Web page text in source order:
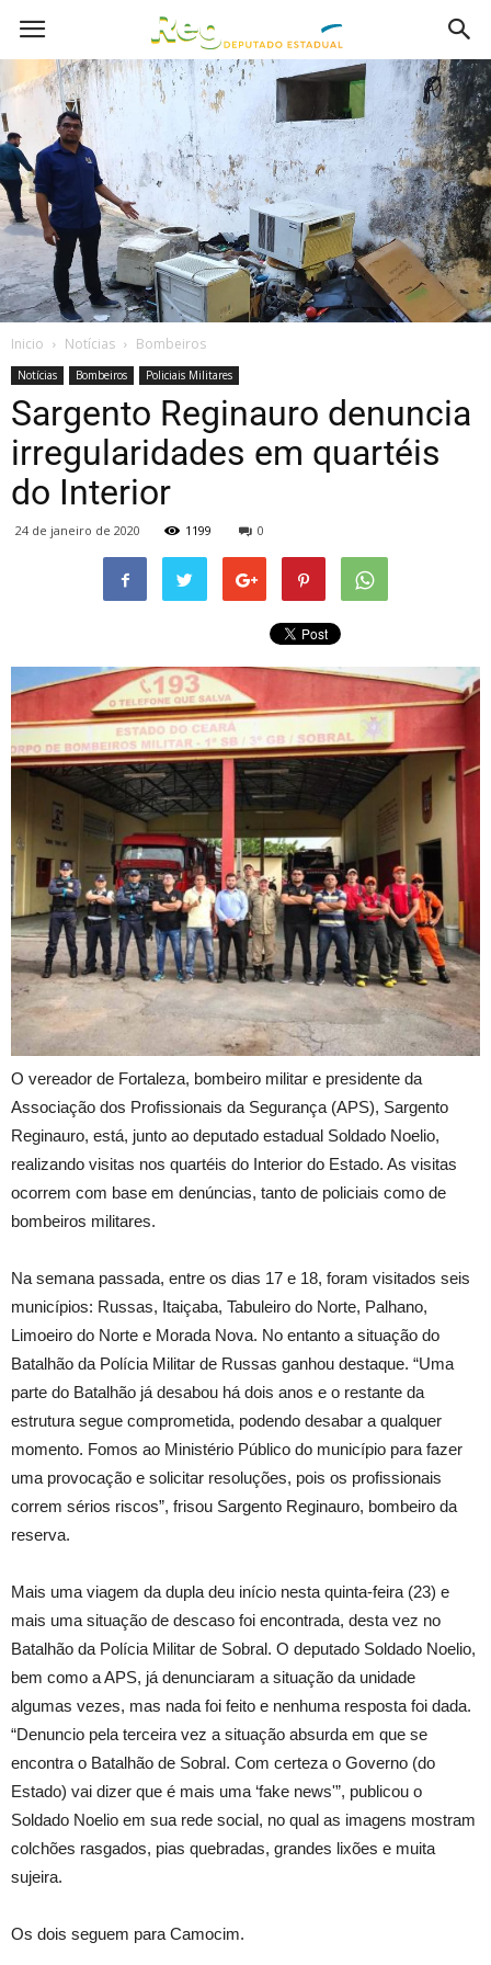
Inicio Notícias Bombeiros
Notícias Bombeiros Policiais Militares
Sargento Reginauro denuncia
irregularidades em quartéis
do Interior
24 de janeiro de 2020 1199 0
O vereador de Fortaleza, bombeiro militar e presidente da
Associação dos Profissionais da Segurança (APS), Sargento
Reginauro, está, junto ao deputado estadual Soldado Noelio,
realizando visitas nos quartéis do Interior do Estado. As visitas
ocorrem com base em denúncias, tanto de policiais como de
bombeiros militares.
Na semana passada, entre os dias 17 e 18, foram visitados seis
municípios: Russas, Itaiçaba, Tabuleiro do Norte, Palhano,
Limoeiro do Norte e Morada Nova. No entanto a situação do
Batalhão da Polícia Militar de Russas ganhou destaque. “Uma
parte do Batalhão já desabou há dois anos e o restante da
estrutura segue comprometida, podendo desabar a qualquer
momento. Fomos ao Ministério Público do município para fazer
uma provocação e solicitar resoluções, pois os profissionais
correm sérios riscos”, frisou Sargento Reginauro, bombeiro da
reserva.
Mais uma viagem da dupla deu início nesta quinta-feira (23) e
mais uma situação de descaso foi encontrada, desta vez no
Batalhão da Polícia Militar de Sobral. O deputado Soldado Noelio,
bem como a APS, já denunciaram a situação da unidade
algumas vezes, mas nada foi feito e nenhuma resposta foi dada.
“Denuncio pela terceira vez a situação absurda em que se
encontra o Batalhão de Sobral. Com certeza o Governo (do
Estado) vai dizer que é mais uma ‘fake news'”, publicou o
Soldado Noelio em sua rede social, no qual as imagens mostram
colchões rasgados, pias quebradas, grandes lixões e muita
sujeira.
Os dois seguem para Camocim.